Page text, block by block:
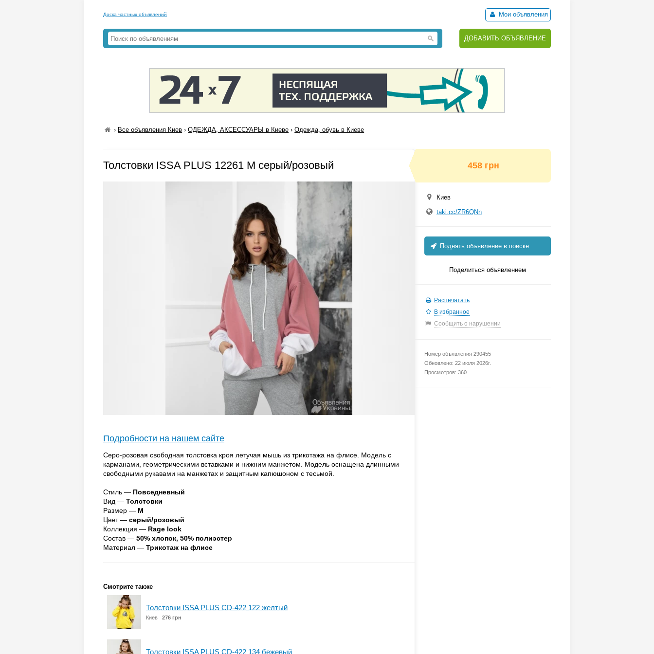
Доска частных объявлений Мои объявления
ДОБАВИТЬ ОБЪЯВЛЕНИЕ
› Все объявления Киев ›ОДЕЖДА, АКСЕССУАРЫ в Киеве ›Одежда, обувь в Киеве
Толстовки ISSA PLUS 12261 M серый/розовый
Подробности на нашем сайте
Серо-розовая свободная толстовка кроя летучая мышь из трикотажа на флисе. Модель с
карманами, геометрическими вставками и нижним манжетом. Модель оснащена длинными
свободными рукавами на манжетах и защитным капюшоном с тесьмой.
Стиль — Повседневный
Вид — Толстовки
Размер — M
Цвет — серый/розовый
Коллекция — Rage look
Состав — 50% хлопок, 50% полиэстер
Материал — Трикотаж на флисе
Смотрите также
Толстовки ISSA PLUS CD-422 122 желтый
Киев 276 грн
Толстовки ISSA PLUS CD-422 134 бежевый
458 грн
Киев
taki.cc/ZR6QNn
Поднять объявление в поиске
Поделиться объявлением
Распечатать
В избранное
Сообщить о нарушении
Номер объявления 290455
Обновлено: 22 июля 2026г.
Просмотров: 360